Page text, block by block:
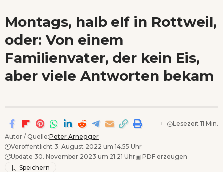
Montags, halb elf in Rottweil,
oder: Von einem
Familienvater, der kein Eis,
aber viele Antworten bekam
Autor / Quelle:Peter Arnegger
Veröffentlicht 3. August 2022 um 14.55 Uhr
Update 30. November 2023 um 21.21 Uhr▣ PDF erzeugen
Lesezeit 11 Min.